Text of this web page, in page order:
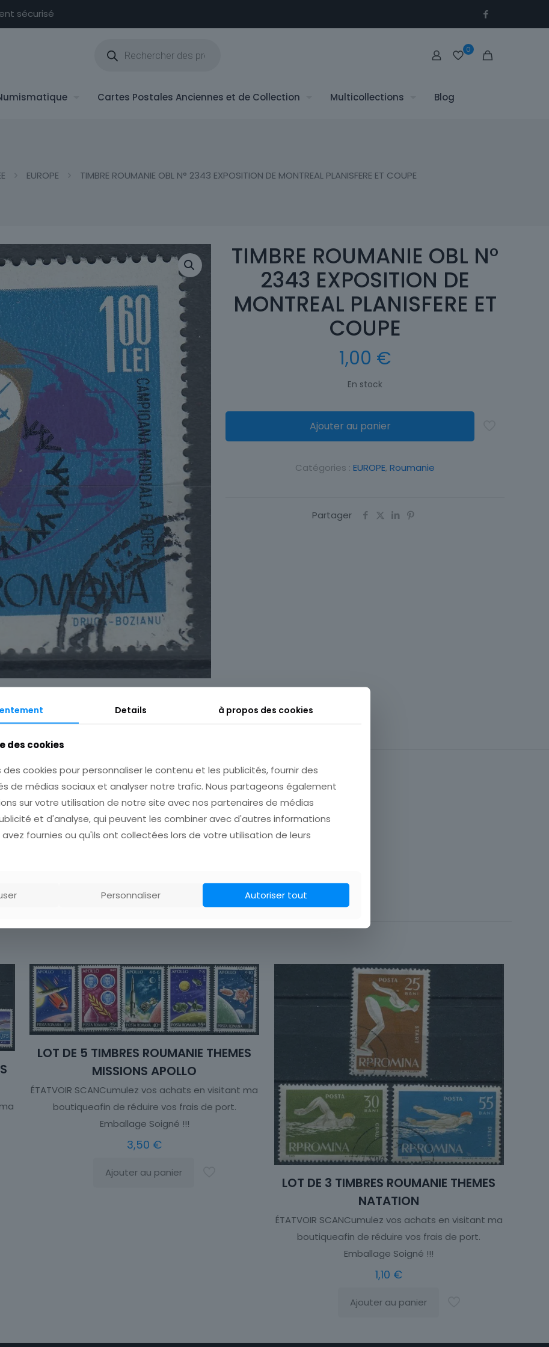
sécurisé
produits
0
Cartes Postales Anciennes et de Collection Multicollections Blog
EUROPE TIMBRE ROUMANIE OBL N° 2343 EXPOSITION DE MONTREAL PLANISFERE ET COUPE
TIMBRE ROUMANIE OBL N°
2343 EXPOSITION DE
MONTREAL PLANISFERE ET
COUPE
1,00 €
En stock
Ajouter au panier
Catégories : EUROPE, Roumanie
Partager
Description
Roumanie
Aviation, Espace
LOT DE 5 TIMBRES ROUMANIE THEMES
MISSIONS APOLLO
ÉTATVOIR SCANCumulez vos achats en visitant ma
boutiqueafin de réduire vos frais de port.
Emballage Soigné !!!
3,50 €
Ajouter au panier
LOT DE 3 TIMBRES ROUMANIE THEMES
NATATION
ÉTATVOIR SCANCumulez vos achats en visitant ma
boutiqueafin de réduire vos frais de port.
Emballage Soigné !!!
1,10 €
Ajouter au panier
Details à propos des cookies
des cookies
des cookies pour personnaliser le contenu et les publicités, fournir des
de médias sociaux et analyser notre trafic. Nous partageons également
sur votre utilisation de notre site avec nos partenaires de médias
et d'analyse, qui peuvent les combiner avec d'autres informations
avez fournies ou qu'ils ont collectées lors de votre utilisation de leurs
Personnaliser Autoriser tout